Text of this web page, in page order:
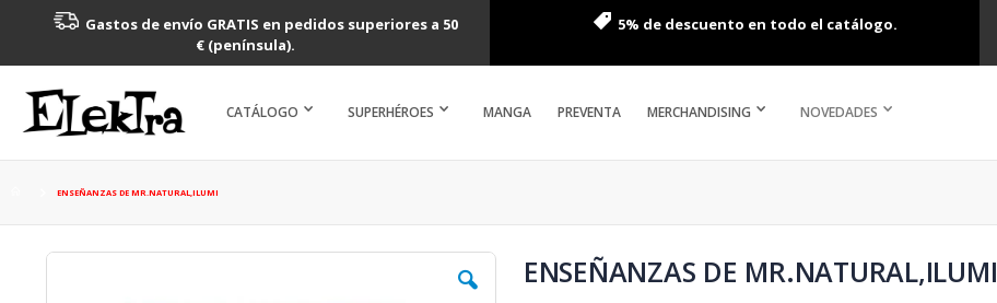
Gastos de envío GRATIS en pedidos superiores a 50
€ (península).
5% de descuento en todo el catálogo.
CATÁLOGO SUPERHÉROES MANGA PREVENTA MERCHANDISING NOVEDADES
ENSEÑANZAS DE MR.NATURAL,ILUMI
Saltar
ENSEÑANZAS DE MR.NATURAL,ILUMI